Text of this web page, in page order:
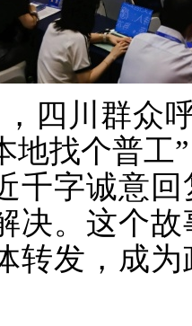
四川群众
地找个普工
千字诚意
决。这个
转发，成